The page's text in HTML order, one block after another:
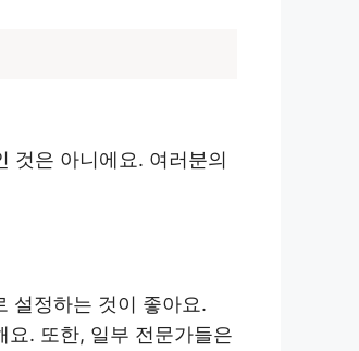
것은 아니에요. 여러분의
설정하는 것이 좋아요.
요. 또한, 일부 전문가들은